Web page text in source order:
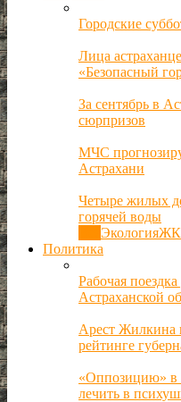
Городские
Лица
«Безопасный
За сентябрь в
сюрпризов
МЧС
Астрахани
Четыре жилых
горячей воды
Экология
Политика
Рабочая
Астраханской
Арест Жилкина
рейтинге
«Оппозицию» в
лечить в